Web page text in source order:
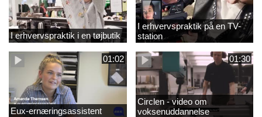
I erhvervspraktik i en tøjbutik
I erhvervspraktik på en TV-
station
01:02
Eux-ernæringsassistent
01:30
Circlen - video om
voksenuddannelse